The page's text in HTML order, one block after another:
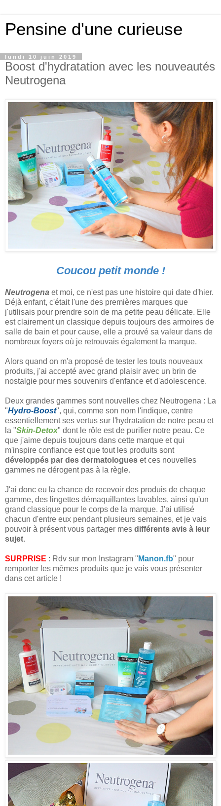
Pensine d'une curieuse
lundi 10 juin 2019
Boost d'hydratation avec les nouveautés
Neutrogena
Coucou petit monde !
Neutrogena et moi, ce n'est pas une histoire qui date d'hier.
Déjà enfant, c'était l'une des premières marques que
j'utilisais pour prendre soin de ma petite peau délicate. Elle
est clairement un classique depuis toujours des armoires de
salle de bain et pour cause, elle a prouvé sa valeur dans de
nombreux foyers où je retrouvais également la marque.
Alors quand on m'a proposé de tester les touts nouveaux
produits, j'ai accepté avec grand plaisir avec un brin de
nostalgie pour mes souvenirs d'enfance et d'adolescence.
Deux grandes gammes sont nouvelles chez Neutrogena : La
"Hydro-Boost", qui, comme son nom l'indique, centre
essentiellement ses vertus sur l'hydratation de notre peau et
la "Skin-Detox" dont le rôle est de purifier notre peau. Ce
que j'aime depuis toujours dans cette marque et qui
m'inspire confiance est que tout les produits sont
développés par des dermatologues et ces nouvelles
gammes ne dérogent pas à la règle.
J'ai donc eu la chance de recevoir des produis de chaque
gamme, des lingettes démaquillantes lavables, ainsi qu'un
grand classique pour le corps de la marque. J'ai utilisé
chacun d'entre eux pendant plusieurs semaines, et je vais
pouvoir à présent vous partager mes différents avis à leur
sujet.
SURPRISE : Rdv sur mon Instagram " Manon.fb" pour
remporter les mêmes produits que je vais vous présenter
dans cet article !